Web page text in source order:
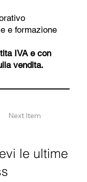
e formazione
IVA e con
vendita.
Next Item
le ultime